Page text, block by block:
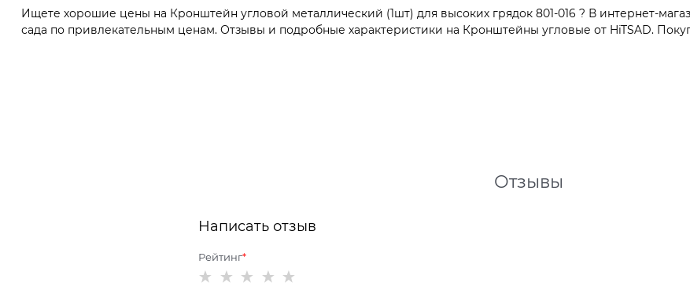
Ищете хорошие цены на Кронштейн угловой металлический (1шт) для высоких грядок 801-016 ? В интернет-
сада по привлекательным ценам. Отзывы и подробные характеристики на Кронштейны угловые от HiTSAD.
Отзывы
Написать отзыв
Рейтинг